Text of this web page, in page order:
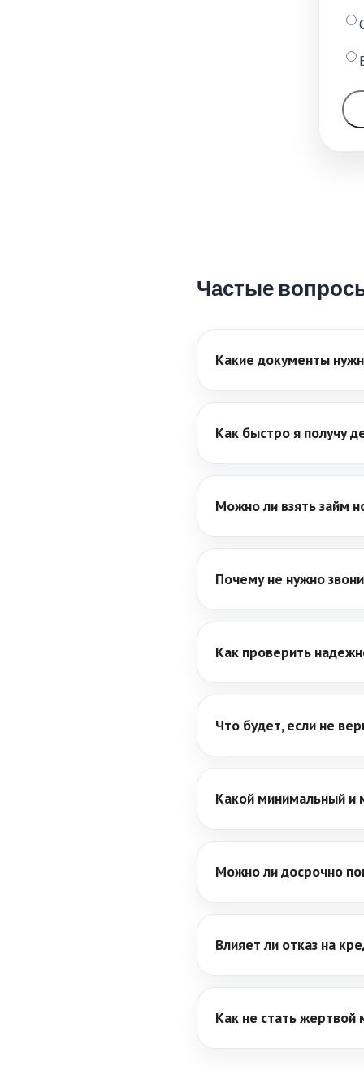
Частые
Какие документы
Как быстро я получу
Можно ли взять займ
Почему не нужно
Как проверить
Что будет, если не
Какой минимальный и
Можно ли досрочно
Влияет ли отказ на
Как не стать